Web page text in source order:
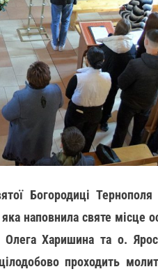
Богородиці
наповнила святе місце
Олега Харишина та о.
проходить